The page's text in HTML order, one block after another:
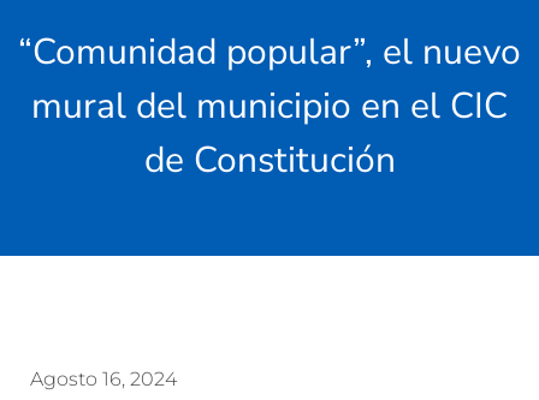
“Comunidad popular”, el nuevo
mural del municipio en el CIC
de Constitución
Agosto 16, 2024